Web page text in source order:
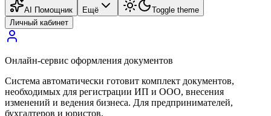
AI Помощник Ещё
Toggle theme
Личный кабинет
Онлайн-сервис оформления документов
Система автоматически готовит комплект документов,
необходимых для регистрации ИП и ООО, внесения
изменений и ведения бизнеса. Для предпринимателей,
бухгалтеров и юристов.